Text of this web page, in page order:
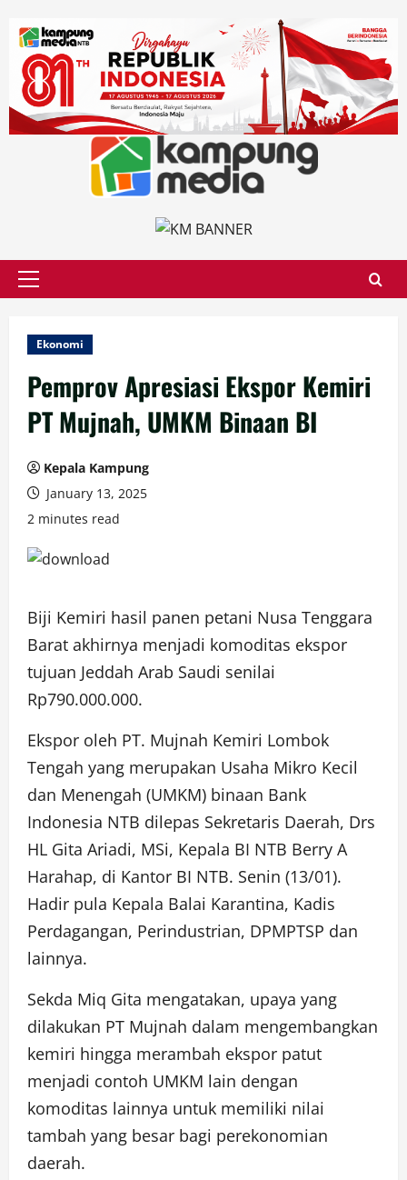
content
Primary
Ekonomi
Pemprov Apresiasi Ekspor Kemiri
PT Mujnah, UMKM Binaan BI
Kepala Kampung
January 13, 2025
2 minutes read
Biji Kemiri hasil panen petani Nusa Tenggara
Barat akhirnya menjadi komoditas ekspor
tujuan Jeddah Arab Saudi senilai
Rp790.000.000.
Ekspor oleh PT. Mujnah Kemiri Lombok
Tengah yang merupakan Usaha Mikro Kecil
dan Menengah (UMKM) binaan Bank
Indonesia NTB dilepas Sekretaris Daerah, Drs
HL Gita Ariadi, MSi, Kepala BI NTB Berry A
Harahap, di Kantor BI NTB. Senin (13/01).
Hadir pula Kepala Balai Karantina, Kadis
Perdagangan, Perindustrian, DPMPTSP dan
lainnya.
Sekda Miq Gita mengatakan, upaya yang
dilakukan PT Mujnah dalam mengembangkan
kemiri hingga merambah ekspor patut
menjadi contoh UMKM lain dengan
komoditas lainnya untuk memiliki nilai
tambah yang besar bagi perekonomian
daerah.